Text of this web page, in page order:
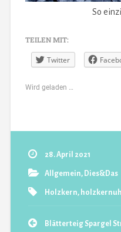
So
TEILEN MIT:
Twitter
Wird geladen …
28. April 2021
Allgemein, Dies&Das
Holzkern,
Blätterteig Spargel